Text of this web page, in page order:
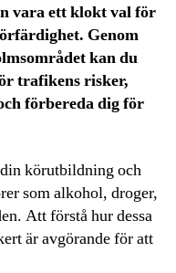
vara ett klokt val för
Genom
kan du
trafikens risker,
förbereda dig för
körutbildning och
som alkohol, droger,
Att förstå hur dessa
är avgörande för att